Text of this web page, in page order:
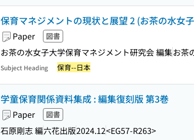
保育マネジメントの現状と展望 2 (お茶の水女
Paper 図書
お茶の水女子大学保育マネジメント研究会 編集お茶
Subject Heading 保育--日本
学童保育関係資料集成 : 編集復刻版 第3巻
Paper 図書
石原剛志 編六花出版2024.12<EG57-R263>